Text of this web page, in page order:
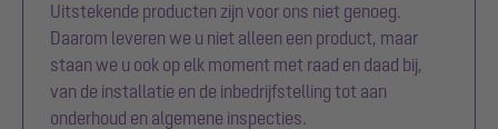
Uitstekende producten zijn voor ons niet genoeg.
Daarom leveren we u niet alleen een product, maar
staan we u ook op elk moment met raad en daad bij,
van de installatie en de inbedrijfstelling tot aan
onderhoud en algemene inspecties.